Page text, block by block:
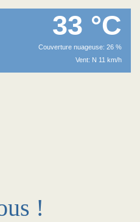
33 °C
Couverture nuageuse: 26 %
Vent: N 11 km/h
!